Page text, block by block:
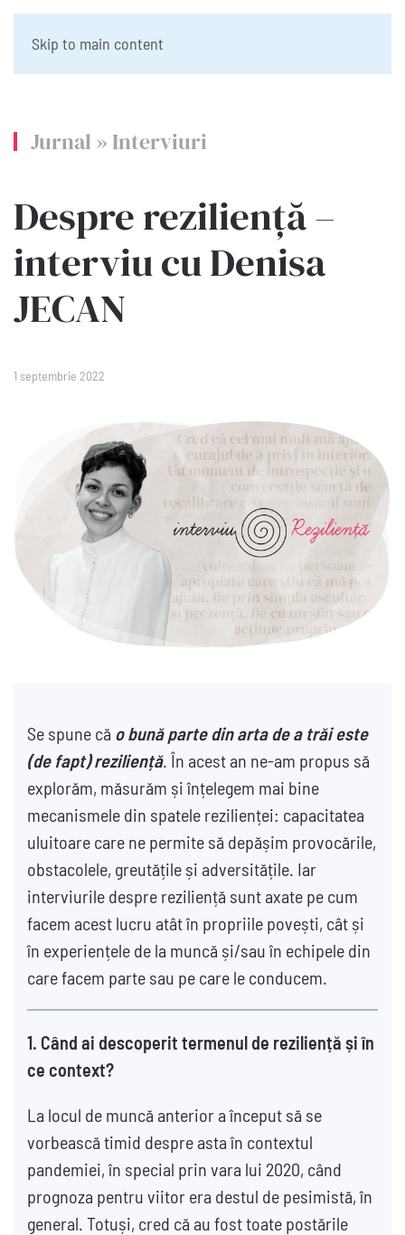
Skip to main content
Jurnal » Interviuri
Despre reziliență –
interviu cu Denisa
JECAN
1 septembrie 2022
Se spune că o bună parte din arta de a trăi este
(de fapt) reziliență. În acest an ne-am propus să
explorăm, măsurăm și înțelegem mai bine
mecanismele din spatele rezilienței: capacitatea
uluitoare care ne permite să depășim provocările,
obstacolele, greutățile și adversitățile. Iar
interviurile despre reziliență sunt axate pe cum
facem acest lucru atât în propriile povești, cât și
în experiențele de la muncă și/sau în echipele din
care facem parte sau pe care le conducem.
1. Când ai descoperit termenul de reziliență și în
ce context?
La locul de muncă anterior a început să se
vorbească timid despre asta în contextul
pandemiei, în special prin vara lui 2020, când
prognoza pentru viitor era destul de pesimistă, în
general. Totuși, cred că au fost toate postările